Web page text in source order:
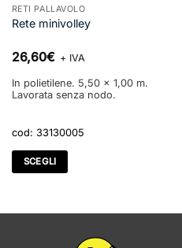
RETI PALLAVOLO
Rete minivolley
26,60€ + IVA
In polietilene. 5,50 x 1,00 m.
Lavorata senza nodo.
cod: 33130005
SCEGLI
ha